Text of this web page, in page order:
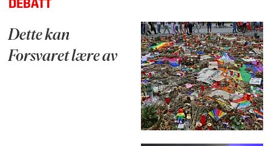
DEBATT
Dette kan
Forsvaret lære av